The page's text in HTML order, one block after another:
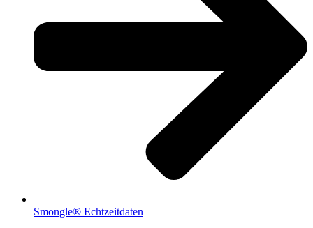
Smongle® Echtzeitdaten